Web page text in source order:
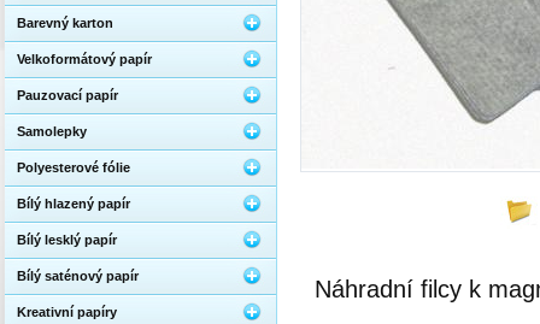
Náhradní filcy k
Barevný karton
Velkoformátový papír
Pauzovací papír
Samolepky
Polyesterové fólie
Bílý hlazený papír
Bílý lesklý papír
Bílý saténový papír
Kreativní papíry